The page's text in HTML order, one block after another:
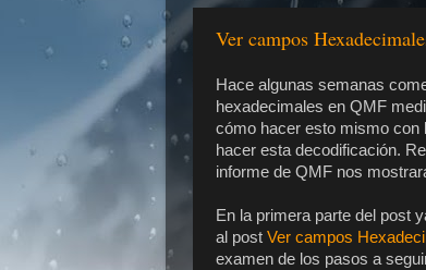
Ver campos
Hace algunas semanas
hexadecimales en QMF
cómo hacer esto mismo con
hacer esta decodificación.
informe de QMF nos
En la primera parte del post
al post Ver campos
examen de los pasos a